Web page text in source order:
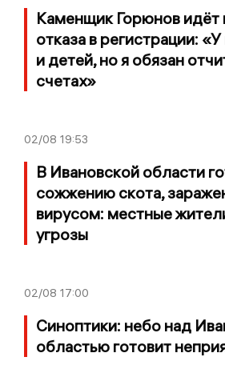
Каменщик Горюнов идёт
отказа в регистрации:
и детей, но я обязан
счетах»
02/08 19:53
В Ивановской области
сожжению скота,
вирусом: местные
угрозы
02/08 17:00
Синоптики: небо над
областью готовит